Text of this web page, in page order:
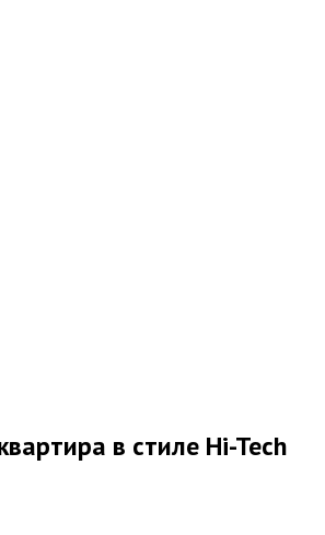
в стиле Hi-Tech